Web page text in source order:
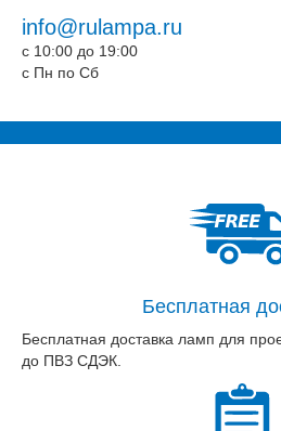
info@rulampa.ru
c 10:00 до 19:00
c Пн по Сб
Бесплатная
Бесплатная доставка ламп для
до ПВЗ СДЭК.